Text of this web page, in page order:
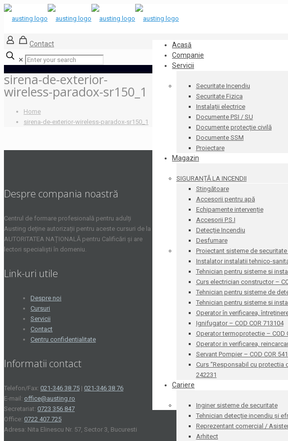
Acasă
Companie
Servicii
Securitate Incendiu
Securitate Fizica
Instalații electrice
Documente PSI / SU
Documente protecție civilă
Documente SSM
Proiectare
Magazin
SIGURANȚĂ LA INCENDII
Stingătoare
Accesorii pentru apă
Echipamente intervenție
Accesorii P.S.I
Detecție Incendiu
Desfumare
Proiectant sisteme de securitate
Instalator instalatii tehnico-
Tehnician pentru sisteme si
Curs electrician constructor –
Tehnician pentru sisteme de
Tehnician pentru sisteme si
Operator în verificarea,
Ignifugator – COD COR 713104
Operator termoprotectie – COD
Operator in verificarea,
Servant Pompier – COD COR
Curs “Responsabil cu protectia
242231
Cariere
Inginer sisteme de securitate
Tehnician detecție incendiu și
Reprezentant comercial /
Arhitect
Contact
✕
sirena-de-exterior-
wireless-paradox-sr150_1
Home
sirena-de-exterior-wireless-paradox-sr150_1
Despre compania noastră
Centrul de formare profesională pentru adulți
Austing deține autorizații pentru aceste cursuri de la
AUTORITATEA NAȚIONALĂ pentru Calificări și are
lectori specialiști în domeniu.
Link-uri utile
Despre noi
Cursuri
Servicii
Contact
Centru confidentialitate
Informatii contact
Telefon/Fax: 021-346 38 75 | 021-346 38 76
E-mail: office@austing.ro
Secretariat: 0723 356 847
Office: 0722 407 725
Adresa: Nita Elinescu Nr. 57, Sector 3, Bucuresti